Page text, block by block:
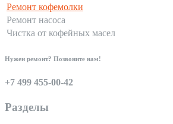
Ремонт кофемолки
Ремонт насоса
Чистка от кофейных масел
Нужен ремонт? Позвоните нам!
+7 499 455-00-42
Разделы